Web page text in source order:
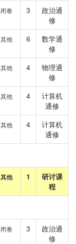
闭卷 3
政治通
修
其他 6
数学通
修
其他 4
物理通
修
其他 4
计算机
通修
其他 4
计算机
通修
其他 1
研讨课
程
闭卷 3
政治通
修